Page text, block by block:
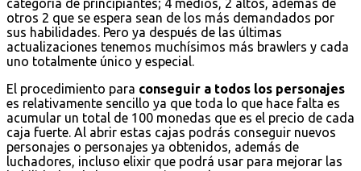
otros 2 que se espera sean de los más demandados por
sus habilidades. Pero ya después de las últimas
actualizaciones tenemos muchísimos más brawlers y cada
uno totalmente único y especial.
El procedimiento para conseguir a todos los personajes
es relativamente sencillo ya que toda lo que hace falta es
acumular un total de 100 monedas que es el precio de cada
caja fuerte. Al abrir estas cajas podrás conseguir nuevos
personajes o personajes ya obtenidos, además de
luchadores, incluso elixir que podrá usar para mejorar las